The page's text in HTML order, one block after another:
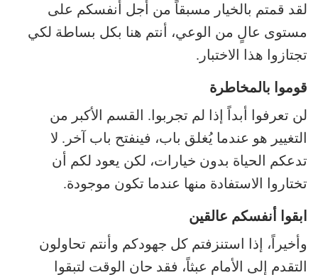
لقد قمتم بالخيار مسبقاً من أجل أنفسكم على
مستوى عالٍ من الوعي، أنتم هنا بكل بساطة لكي
تجتازوا هذا الاختبار.
قوموا بالمخاطرة
لن تعرفوا أبداً إذا لم تجربوا. القسم الأكبر من
التغيير هو عندما يُغلق باب، فينفتح باب آخر. لا
تدعكم الحياة بدون خيارات، لكن يعود لكم أن
تختاروا الاستفادة منها عندما تكون موجودة.
ابقوا أنفسكم عالقين
وأخيراً، إذا استنزفتم كل جهودكم وأنتم تحاولون
التقدم إلى الأمام عبثاً، فقد حان الوقت لتبقوا